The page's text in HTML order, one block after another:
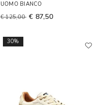
UOMO BIANCO
€ 125,00 € 87,50
30%